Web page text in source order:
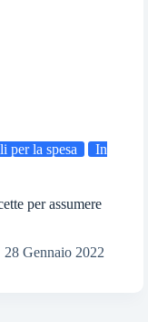
per la spesa
In
per assumere
28 Gennaio 2022